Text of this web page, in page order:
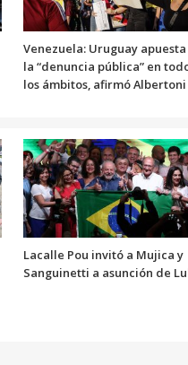
Venezuela: Uruguay apuesta
la “denuncia pública” en
los ámbitos, afirmó Albertoni
Lacalle Pou invitó a Mujica y
Sanguinetti a asunción de